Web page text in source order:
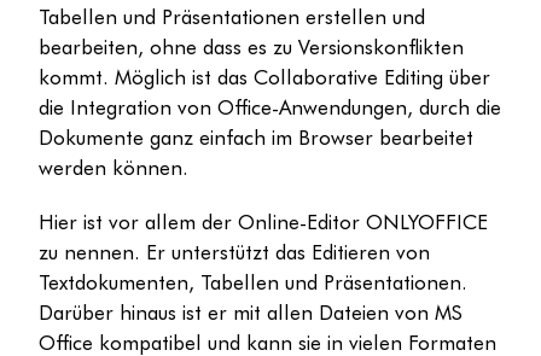
Tabellen und Präsentationen erstellen und
bearbeiten, ohne dass es zu Versionskonflikten
kommt. Möglich ist das Collaborative Editing über
die Integration von Office-Anwendungen, durch die
Dokumente ganz einfach im Browser bearbeitet
werden können.
Hier ist vor allem der Online-Editor ONLYOFFICE
zu nennen. Er unterstützt das Editieren von
Textdokumenten, Tabellen und Präsentationen.
Darüber hinaus ist er mit allen Dateien von MS
Office kompatibel und kann sie in vielen Formaten